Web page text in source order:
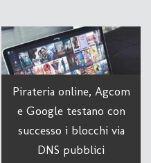
Pirateria online, Agcom
e Google testano con
successo i blocchi via
DNS pubblici